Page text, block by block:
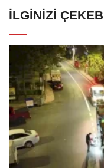
İLGINIZI